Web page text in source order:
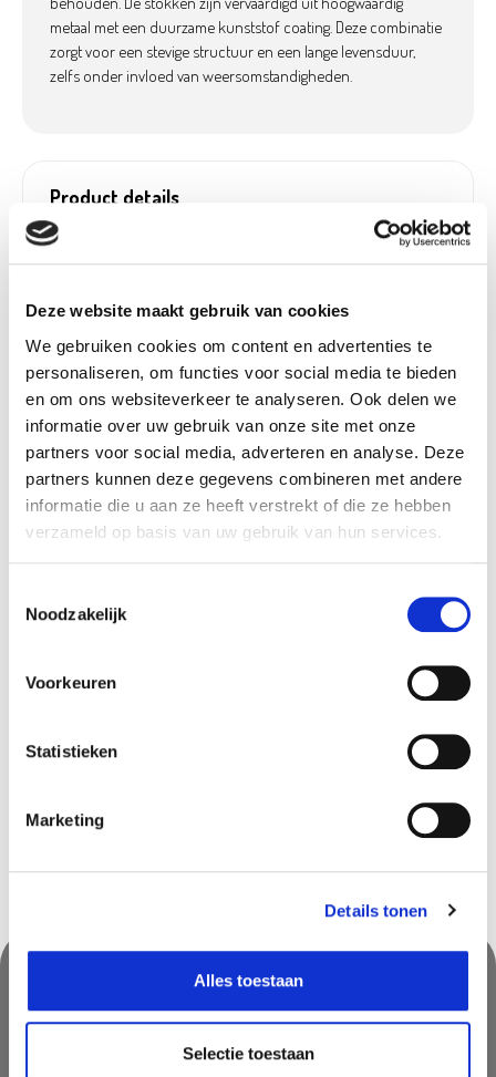
Deze website maakt gebruik van cookies
We gebruiken cookies om content en advertenties te
personaliseren, om functies voor social media te bieden
en om ons websiteverkeer te analyseren. Ook delen we
informatie over uw gebruik van onze site met onze
partners voor social media, adverteren en analyse. Deze
partners kunnen deze gegevens combineren met andere
informatie die u aan ze heeft verstrekt of die ze hebben
verzameld op basis van uw gebruik van hun services.
Noodzakelijk
Voorkeuren
Statistieken
Marketing
Details tonen
Alles toestaan
Selectie toestaan
metaal met een duurzame kunststof coating. Deze combinatie
zorgt voor een stevige structuur en een lange levensduur,
zelfs onder invloed van weersomstandigheden.
Product details
Betaalbaar met
Ecocheques:
Ja, in onze tuincentra
Hoogte (cm):
180 cm
Diameter (cm):
1,6 cm
Material:
Kunststof
Artikel nummer:
1233286
Beschikbaar in deze winkels
Doornik
Nooit iets van ons missen?
Mis geen enkele aanbieding, inspirerende tip of nieuwsbericht. Schrijf